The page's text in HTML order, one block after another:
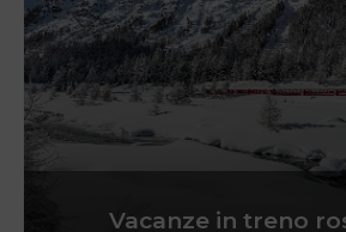
Vacanze in treno